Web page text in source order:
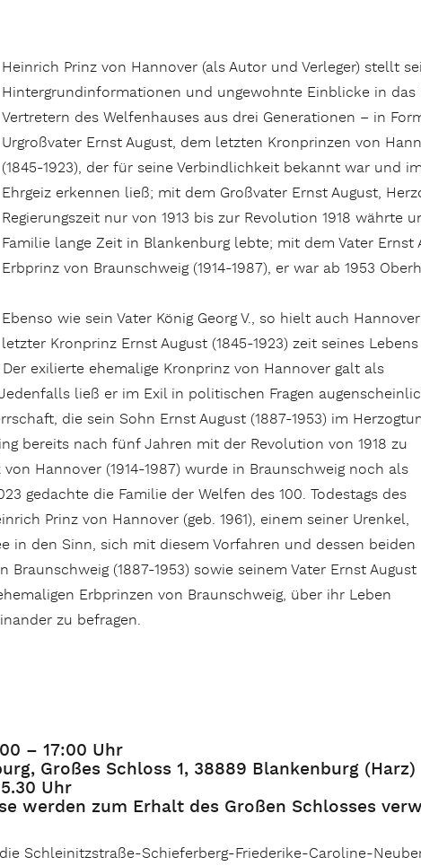
Heinrich Prinz von Hannover (als Autor und Verleger) stellt
Hintergrundinformationen und ungewohnte Einblicke in
Vertretern des Welfenhauses aus drei Generationen – in
Urgroßvater Ernst August, dem letzten Kronprinzen von
(1845-1923), der für seine Verbindlichkeit bekannt war und
Ehrgeiz erkennen ließ; mit dem Großvater Ernst August,
Regierungszeit nur von 1913 bis zur Revolution 1918 währte
Familie lange Zeit in Blankenburg lebte; mit dem Vater Ernst
Erbprinz von Braunschweig (1914-1987), er war ab 1953
Ebenso wie sein Vater König Georg V., so hielt auch
letzter Kronprinz Ernst August (1845-1923) zeit seines Lebens
exilierte ehemalige Kronprinz von Hannover galt als
ließ er im Exil in politischen Fragen
die sein Sohn Ernst August (1887-1953) im
bereits nach fünf Jahren mit der Revolution von 1918 zu
Hannover (1914-1987) wurde in Braunschweig noch als
gedachte die Familie der Welfen des 100. Todestags des
Prinz von Hannover (geb. 1961), einem seiner Urenkel,
in den Sinn, sich mit diesem Vorfahren und dessen beiden
(1887-1953) sowie seinem Vater Ernst August
Erbprinzen von Braunschweig, über ihr Leben
zu befragen.
– 17:00 Uhr
Großes Schloss 1, 38889 Blankenburg (Harz)
Uhr
werden zum Erhalt des Großen Schlosses
Schleinitzstraße-Schieferberg-Friederike-Caroline-